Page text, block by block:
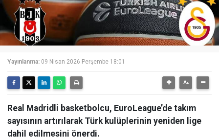
Yayınlanma: 09 Nisan 2026 Perşembe 18:01
Real Madridli basketbolcu, EuroLeague’de takım
sayısının artırılarak Türk kulüplerinin yeniden lige
dahil edilmesini önerdi.